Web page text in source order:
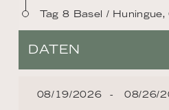
Tag 8 Basel / Huningue,
DATEN
08/19/2026 08/26/